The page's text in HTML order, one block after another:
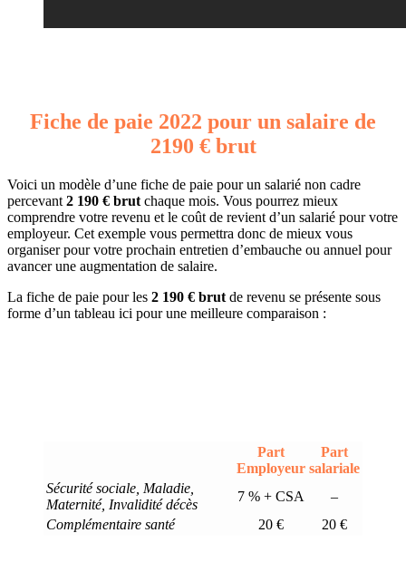
Fiche de paie 2022 pour un salaire de
2190 € brut
Voici un modèle d’une fiche de paie pour un salarié non cadre
percevant 2 190 € brut chaque mois. Vous pourrez mieux
comprendre votre revenu et le coût de revient d’un salarié pour votre
employeur. Cet exemple vous permettra donc de mieux vous
organiser pour votre prochain entretien d’embauche ou annuel pour
avancer une augmentation de salaire.
La fiche de paie pour les 2 190 € brut de revenu se présente sous
forme d’un tableau ici pour une meilleure comparaison :
Part
Employeur
Part
salariale
Sécurité sociale, Maladie,
Maternité, Invalidité décès
7 % + CSA
–
Complémentaire santé
20 € 20 €